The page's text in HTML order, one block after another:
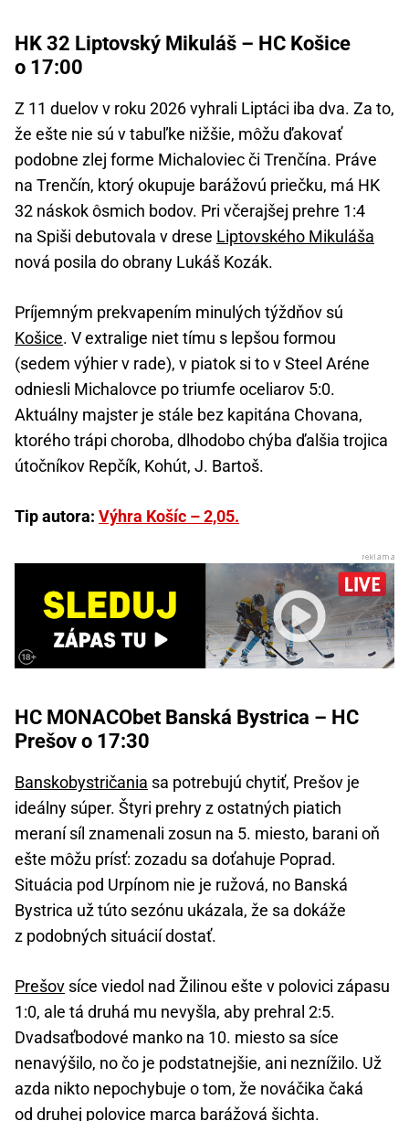
HK 32 Liptovský Mikuláš – HC Košice
o 17:00
Z 11 duelov v roku 2026 vyhrali Liptáci iba dva. Za to,
že ešte nie sú v tabuľke nižšie, môžu ďakovať
podobne zlej forme Michaloviec či Trenčína. Práve
na Trenčín, ktorý okupuje barážovú priečku, má HK
32 náskok ôsmich bodov. Pri včerajšej prehre 1:4
na Spiši debutovala v drese Liptovského Mikuláša
nová posila do obrany Lukáš Kozák.
Príjemným prekvapením minulých týždňov sú
Košice. V extralige niet tímu s lepšou formou
(sedem výhier v rade), v piatok si to v Steel Aréne
odniesli Michalovce po triumfe oceliarov 5:0.
Aktuálny majster je stále bez kapitána Chovana,
ktorého trápi choroba, dlhodobo chýba ďalšia trojica
útočníkov Repčík, Kohút, J. Bartoš.
Tip autora: Výhra Košíc – 2,05.
HC MONACObet Banská Bystrica – HC
Prešov o 17:30
Banskobystričania sa potrebujú chytiť, Prešov je
ideálny súper. Štyri prehry z ostatných piatich
meraní síl znamenali zosun na 5. miesto, barani oň
ešte môžu prísť: zozadu sa doťahuje Poprad.
Situácia pod Urpínom nie je ružová, no Banská
Bystrica už túto sezónu ukázala, že sa dokáže
z podobných situácií dostať.
Prešov síce viedol nad Žilinou ešte v polovici zápasu
1:0, ale tá druhá mu nevyšla, aby prehral 2:5.
Dvadsaťbodové manko na 10. miesto sa síce
nenavýšilo, no čo je podstatnejšie, ani neznížilo. Už
azda nikto nepochybuje o tom, že nováčika čaká
od druhej polovice marca barážová šichta.